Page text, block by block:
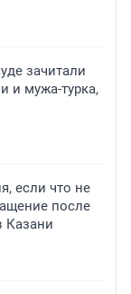
зачитали
и мужа-турка,
если что не
после
Казани